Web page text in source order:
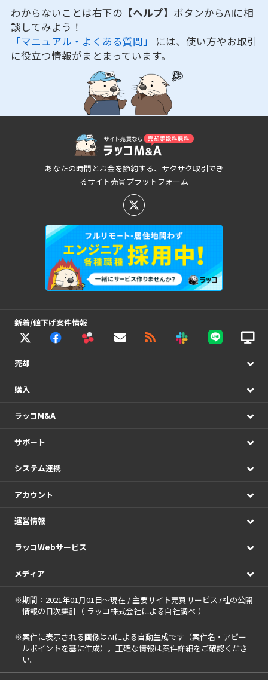
わからないことは右下の 【ヘルプ】 ボタンからAIに相
談してみよう！
「マニュアル・よくある質問」 には、使い方やお取引
に役立つ情報がまとまっています。
あなたの時間とお金を節約する、サクサク取引でき
るサイト売買プラットフォーム
新着/値下げ案件情報
売却
購入
ラッコM&A
サポート
システム連携
アカウント
運営情報
ラッコWebサービス
メディア
※期間：2021年01月01日～現在 / 主要サイト売買サービス7社の公開
情報の日次集計（ ラッコ株式会社による自社調べ ）
※案件に表示される画像はAIによる自動生成です（案件名・アピー
ルポイントを基に作成）。正確な情報は案件詳細をご確認くださ
い。